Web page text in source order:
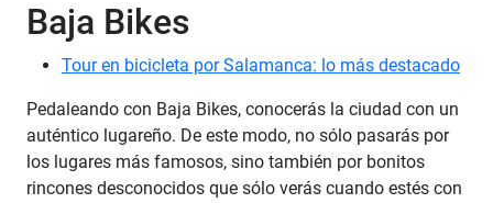
Baja Bikes
Tour en bicicleta por Salamanca: lo más destacado
Pedaleando con Baja Bikes, conocerás la ciudad con un
auténtico lugareño. De este modo, no sólo pasarás por
los lugares más famosos, sino también por bonitos
rincones desconocidos que sólo verás cuando estés con